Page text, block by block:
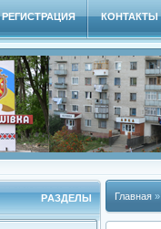
РЕГИСТРАЦИЯ КОНТАКТЫ
РAЗДЕЛЫ Главная»